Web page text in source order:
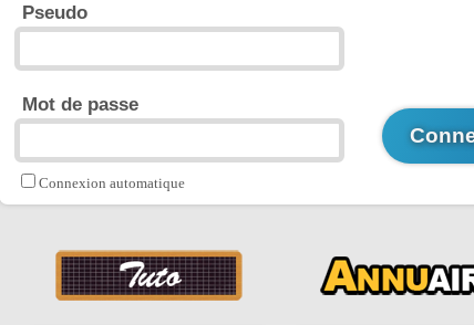
Pseudo
Mot de passe
Connexion automatique